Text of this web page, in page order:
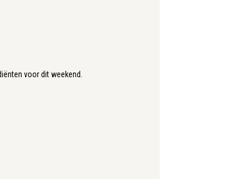
voor dit weekend.